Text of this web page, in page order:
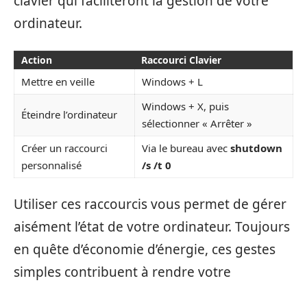
ordinateur.
Action Raccourci Clavier
Mettre en veille Windows + L
Éteindre l’ordinateur
Windows + X, puis
sélectionner « Arrêter »
Créer un raccourci
personnalisé
Via le bureau avec shutdown
/s /t 0
Utiliser ces raccourcis vous permet de gérer
aisément l’état de votre ordinateur. Toujours
en quête d’économie d’énergie, ces gestes
simples contribuent à rendre votre